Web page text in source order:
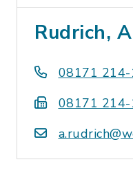
Rudrich,
08171 214-
08171